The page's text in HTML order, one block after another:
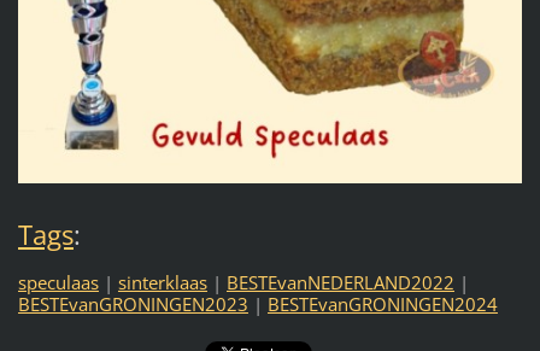
Tags:
speculaas | sinterklaas | BESTEvanNEDERLAND2022 |
BESTEvanGRONINGEN2023 | BESTEvanGRONINGEN2024